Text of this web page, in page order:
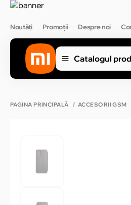
Noutăți Promoții Despre noi
Catalogul
PAGINA PRINCIPALĂ ACCESORII GSM